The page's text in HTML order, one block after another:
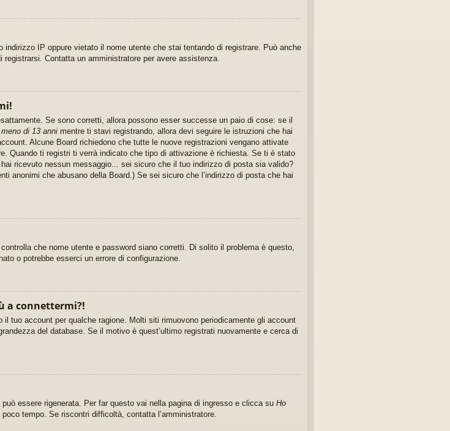
indirizzo IP oppure vietato il nome utente che stai tentando di registrare. Può anche
Contatta un amministratore per avere assistenza.
Se sono corretti, allora possono esser successe un paio di cose: se il
di 13 anni mentre ti stavi registrando, allora devi seguire le istruzioni che hai
Alcune Board richiedono che tutte le nuove registrazioni vengano attivate
Quando ti registri ti verrà indicato che tipo di attivazione è richiesta. Se ti è stato
ricevuto nessun messaggio... sei sicuro che il tuo indirizzo di posta sia valido?
anonimi che abusano della Board.) Se sei sicuro che l’indirizzo di posta che hai
che nome utente e password siano corretti. Di solito il problema è questo,
o potrebbe esserci un errore di configurazione.
a connettermi?!
tuo account per qualche ragione. Molti siti rimuovono periodicamente gli account
del database. Se il motivo è quest’ultimo registrati nuovamente e cerca di
essere rigenerata. Per far questo vai nella pagina di ingresso e clicca su Ho
tempo. Se riscontri difficoltà, contatta l’amministratore.